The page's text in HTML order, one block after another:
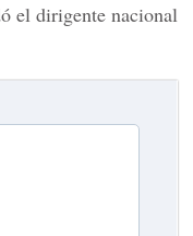
el dirigente nacional